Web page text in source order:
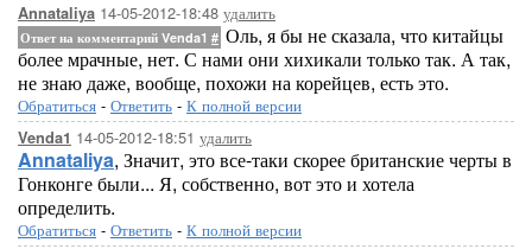
Annataliya 14-05-2012-18:48 удалить
Ответ на комментарий Venda1 # Оль, я бы не сказала, что китайцы
более мрачные, нет. С нами они хихикали только так. А так,
не знаю даже, вообще, похожи на корейцев, есть это.
Обратиться - Ответить - К полной версии
Venda1 14-05-2012-18:51 удалить
Annataliya, Значит, это все-таки скорее британские черты в
Гонконге были... Я, собственно, вот это и хотела
определить.
Обратиться - Ответить - К полной версии